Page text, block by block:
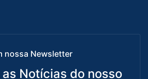
nossa Newsletter
as Notícias do nosso